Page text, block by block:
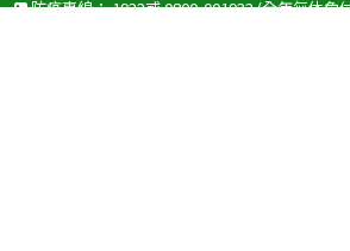
防疫專線：1922或0800-001922(全年無休免